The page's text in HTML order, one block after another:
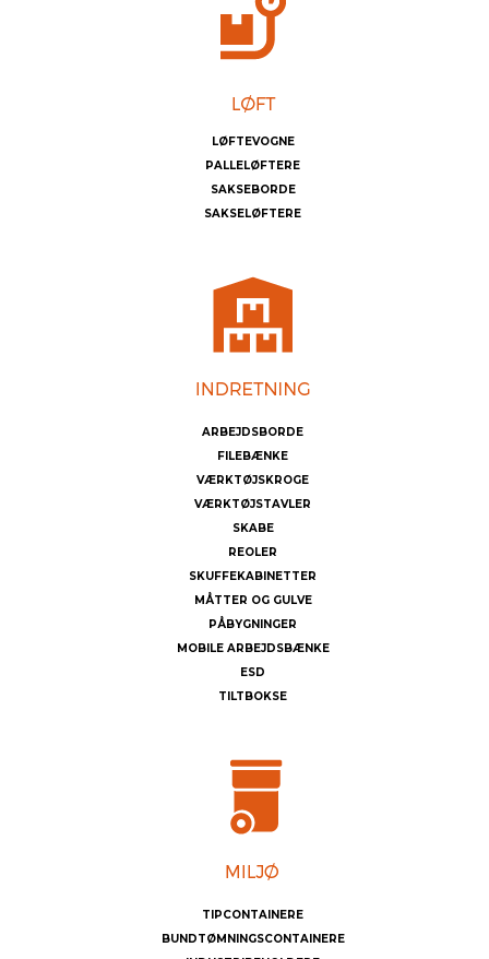
LØFTEVOGNE
PALLELØFTERE
SAKSEBORDE
SAKSELØFTERE
ARBEJDSBORDE
FILEBÆNKE
VÆRKTØJSKROGE
VÆRKTØJSTAVLER
SKABE
REOLER
SKUFFEKABINETTER
MÅTTER OG GULVE
PÅBYGNINGER
MOBILE ARBEJDSBÆNKE
ESD
TILTBOKSE
TIPCONTAINERE
BUNDTØMNINGSCONTAINERE